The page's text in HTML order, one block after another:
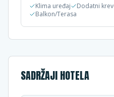
Klima uređaj
Dodatni
Balkon/Terasa
SADRŽAJI HOTELA